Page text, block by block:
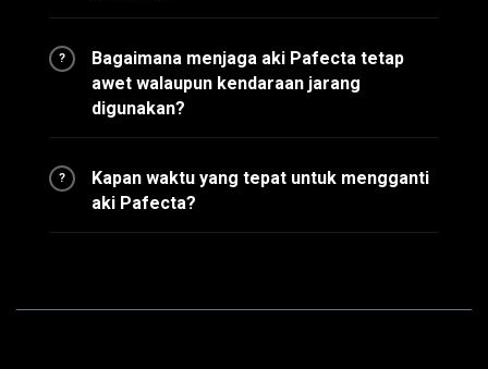
?
Bagaimana menjaga aki Pafecta tetap
awet walaupun kendaraan jarang
digunakan?
?
Kapan waktu yang tepat untuk mengganti
aki Pafecta?